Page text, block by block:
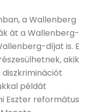
a Wallenberg
át a Wallenberg-
díjat is. E
akik
példát
Eszter református